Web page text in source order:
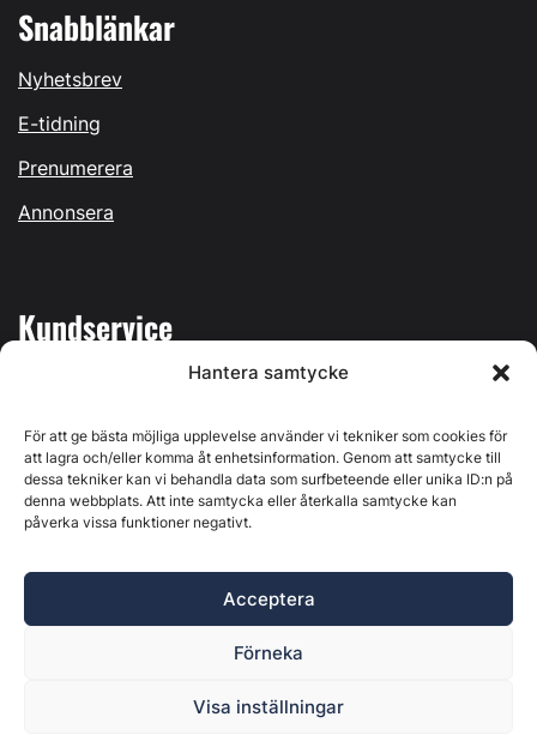
Hantera samtycke
För att ge bästa möjliga upplevelse använder vi tekniker som cookies för
att lagra och/eller komma åt enhetsinformation. Genom att samtycke till
dessa tekniker kan vi behandla data som surfbeteende eller unika ID:n på
denna webbplats. Att inte samtycka eller återkalla samtycke kan
påverka vissa funktioner negativt.
Acceptera
Förneka
Visa inställningar
Snabblänkar
Nyhetsbrev
E-tidning
Prenumerera
Annonsera
Kundservice
Kontakta oss
Östernäsvägen 1, 827 32 Ljusdal, org.nr: 556625-6425 -
Ansvarig utgivare: Henrik Ekberg. Innehållet på denna
webbplats är upphovsrättsligt skyddat. Ange källa vid citering.
Byggvärlden är en del avMarknadsdatagruppen
Policy för datahantering, integritet och cookies